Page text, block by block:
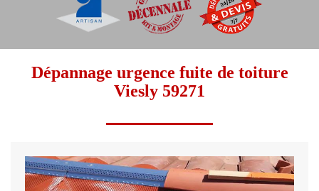
Dépannage urgence fuite de toiture
Viesly 59271